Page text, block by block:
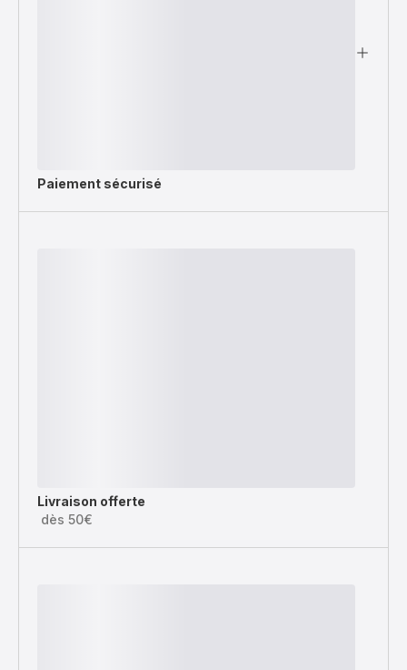
Paiement sécurisé
Livraison offerte
dès 50€